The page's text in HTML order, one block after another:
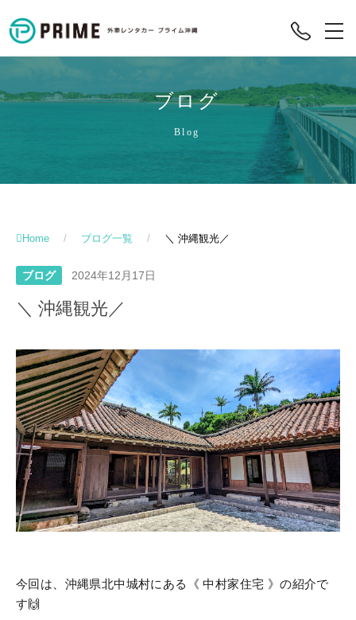
ブログ
Blog
Home / ブログ一覧 / ＼ 沖縄観光／
ブログ 2024年12月17日
＼ 沖縄観光／
今回は、沖縄県北中城村にある《 中村家住宅 》の紹介で
す🙌